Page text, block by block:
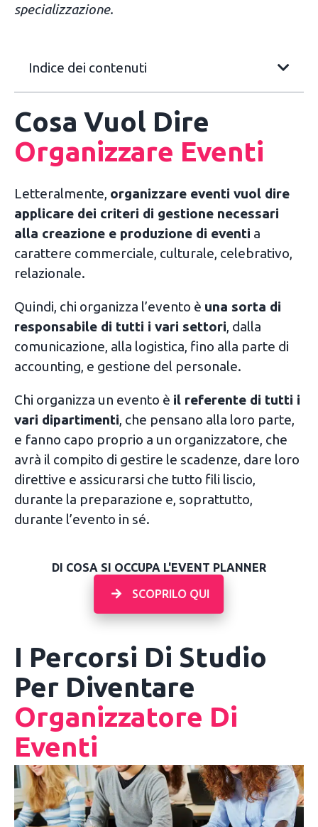
specializzazione.
Indice dei contenuti
Cosa Vuol Dire
Organizzare Eventi
Letteralmente, organizzare eventi vuol dire
applicare dei criteri di gestione necessari
alla creazione e produzione di eventi a
carattere commerciale, culturale, celebrativo,
relazionale.
Quindi, chi organizza l’evento è una sorta di
responsabile di tutti i vari settori, dalla
comunicazione, alla logistica, fino alla parte di
accounting, e gestione del personale.
Chi organizza un evento è il referente di tutti i
vari dipartimenti, che pensano alla loro parte,
e fanno capo proprio a un organizzatore, che
avrà il compito di gestire le scadenze, dare loro
direttive e assicurarsi che tutto fili liscio,
durante la preparazione e, soprattutto,
durante l’evento in sé.
DI COSA SI OCCUPA L'EVENT PLANNER
SCOPRILO QUI
I Percorsi Di Studio
Per Diventare
Organizzatore Di
Eventi